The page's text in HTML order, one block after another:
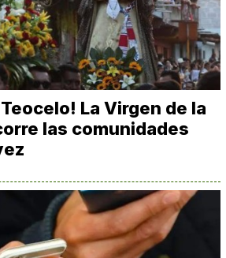
La Virgen de la
las comunidades